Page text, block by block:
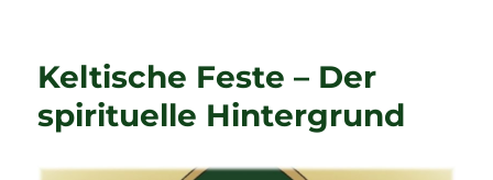
15.8.
Lughnasadh
Keltische Feste – Der
spirituelle Hintergrund